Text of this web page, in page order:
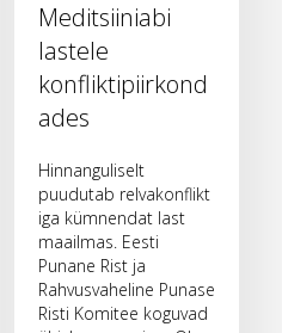
Meditsiiniabi
lastele
konfliktipiirkond
ades
Hinnanguliselt
puudutab relvakonflikt
iga kümnendat last
maailmas. Eesti
Punane Rist ja
Rahvusvaheline Punase
Risti Komitee koguvad